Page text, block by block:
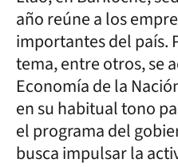
año reúne a los
importantes del país.
tema, entre otros, se
Economía de la
en su habitual tono
el programa del
busca impulsar la